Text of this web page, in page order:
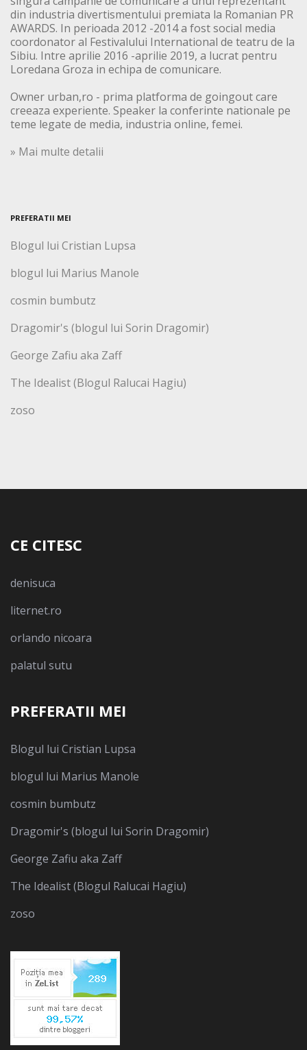
din industria divertismentului premiata la Romanian PR
AWARDS. In perioada 2012 -2014 a fost social media
coordonator al Festivalului International de teatru de la
Sibiu. Intre aprilie 2016 -aprilie 2019, a lucrat pentru
Loredana Groza in echipa de comunicare.
Owner urban,ro - prima platforma de goingout care
creeaza experiente. Speaker la conferinte nationale pe
teme legate de media, industria online, femei.
» Mai multe detalii
PREFERATII MEI
Blogul lui Cristian Lupsa
blogul lui Marius Manole
cosmin bumbutz
Dragomir's (blogul lui Sorin Dragomir)
George Zafiu aka Zaff
The Idealist (Blogul Ralucai Hagiu)
zoso
CE CITESC
denisuca
liternet.ro
orlando nicoara
palatul sutu
PREFERATII MEI
Blogul lui Cristian Lupsa
blogul lui Marius Manole
cosmin bumbutz
Dragomir's (blogul lui Sorin Dragomir)
George Zafiu aka Zaff
The Idealist (Blogul Ralucai Hagiu)
zoso